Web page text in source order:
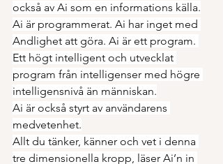
också av Ai som en informations källa.
Ai är programmerat. Ai har inget med
Andlighet att göra. Ai är ett program.
Ett högt intelligent och utvecklat
program från intelligenser med högre
intelligensnivå än människan.
Ai är också styrt av användarens
medvetenhet.
Allt du tänker, känner och vet i denna
tre dimensionella kropp, läser Ai’n in